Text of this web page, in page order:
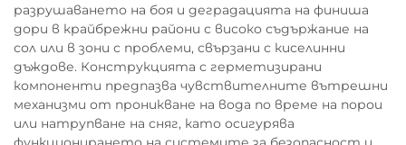
разрушаването на боя и деградацията на финиша
дори в крайбрежни райони с високо съдържание на
сол или в зони с проблеми, свързани с киселинни
дъждове. Конструкцията с герметизирани
компоненти предпазва чувствителните вътрешни
механизми от проникване на вода по време на порои
или натрупване на сняг, като осигурява